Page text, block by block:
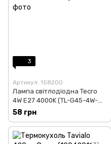
3
Артикул: 158200
Лампа світлодіодна Tecro
4W E27 4000K (TL-G45-4W-
4K-E27)
58 грн